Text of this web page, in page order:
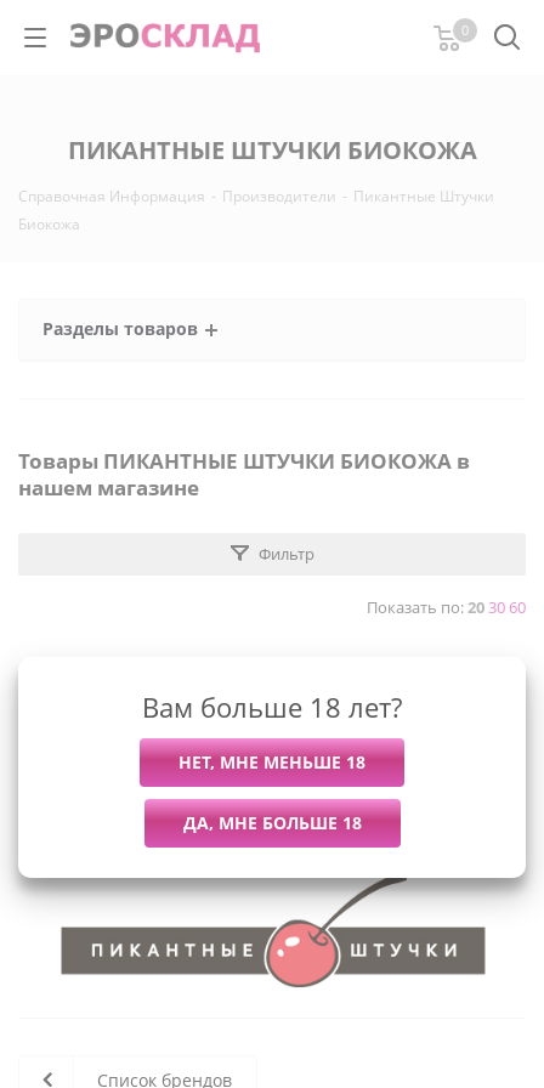
0
ПИКАНТНЫЕ ШТУЧКИ БИОКОЖА
Справочная Информация - Производители - Пикантные Штучки
Биокожа
Разделы товаров
Товары ПИКАНТНЫЕ ШТУЧКИ БИОКОЖА в
нашем магазине
Фильтр
Показать по:203060
К сожалению, раздел пуст
В данный момент нет активных
товаров
Список брендов
Вам больше 18 лет?